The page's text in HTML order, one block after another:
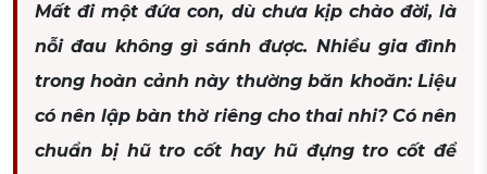
Mất đi một đứa con, dù chưa kịp chào đời, là
nỗi đau không gì sánh được. Nhiều gia đình
trong hoàn cảnh này thường băn khoăn: Liệu
có nên lập bàn thờ riêng cho thai nhi? Có nên
chuẩn bị hũ tro cốt hay hũ đựng tro cốt để